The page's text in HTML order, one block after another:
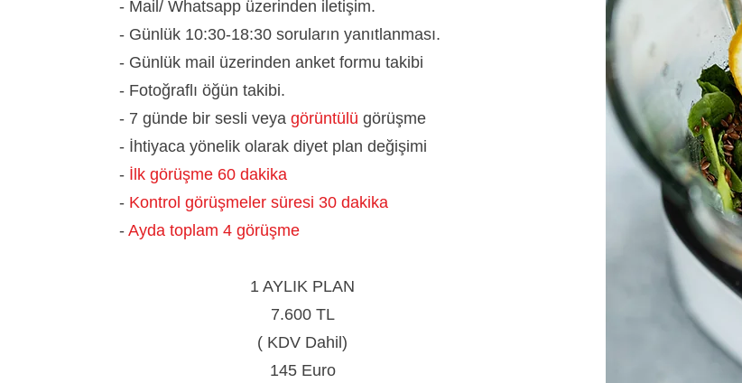
- Mail/ Whatsapp üzerinden iletişim.
- Günlük 10:30-18:30 soruların yanıtlanması.
- Günlük mail üzerinden anket formu takibi
- Fotoğraflı öğün takibi.
- 7 günde bir sesli veya görüntülü görüşme
- İhtiyaca yönelik olarak diyet plan değişimi
- İlk görüşme 60 dakika
- Kontrol görüşmeler süresi 30 dakika
- Ayda toplam 4 görüşme
1 AYLIK PLAN
7.600 TL
( KDV Dahil)
145 Euro